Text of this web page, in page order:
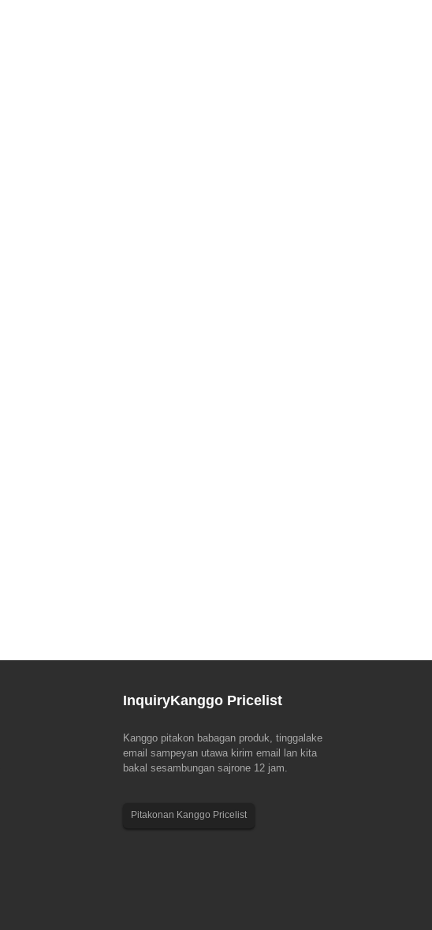
Temokake kita ing EMO Hannover 2023(18-
Acara biennial, pameran dagang terkemuka ing
dening Dewan Kerjasama Eropa ing Industri Alat
Kabar Festival Perahu Naga 2023
Wigati dicathet ing ngisor iki pengaturan liburan
nganti 24 Juni. Tim Produksi: 22 Juni. Sugeng
InquiryKanggo Pricelist
Kanggo pitakon babagan produk, tinggalake
email sampeyan utawa kirim email lan kita
bakal sesambungan sajrone 12 jam.
Pitakonan Kanggo Pricelist